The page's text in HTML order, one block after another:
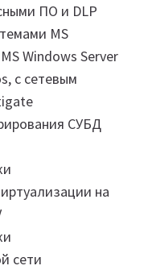
ПО и DLP
MS
Windows Server
с сетевым
СУБД
на
сети